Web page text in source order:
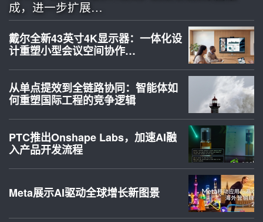
成，进一步扩展…
戴尔全新43英寸4K显示器：一体化设
计重塑小型会议空间协作…
从单点提效到全链路协同：智能体如
何重塑国际工程的竞争逻辑
PTC推出Onshape Labs，加速AI融
入产品开发流程
Meta展示AI驱动全球增长新图景